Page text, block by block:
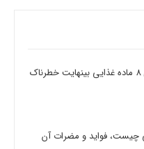
مصرف بیش از حد این 8 ماده غذایی بینهایت خطرناک
چیست، فواید و مضرات آن